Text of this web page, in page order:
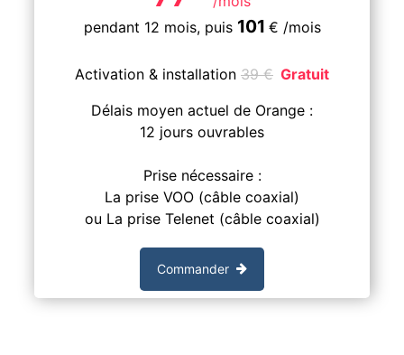
pendant 12 mois, puis 101 € /mois
Activation & installation 39€ Gratuit
Délais moyen actuel de Orange :
12 jours ouvrables
Prise nécessaire :
La prise VOO (câble coaxial)
ou La prise Telenet (câble coaxial)
Commander